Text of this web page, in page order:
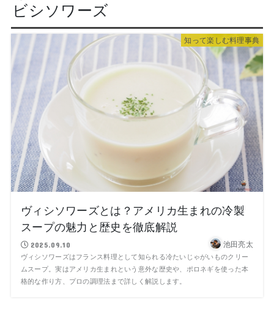
ビシソワーズ
知って楽しむ料理事典
ヴィシソワーズとは？アメリカ生まれの冷製
スープの魅力と歴史を徹底解説
2025.09.10 池田亮太
ヴィシソワーズはフランス料理として知られる冷たいじゃがいものクリー
ムスープ。実はアメリカ生まれという意外な歴史や、ポロネギを使った本
格的な作り方、プロの調理法まで詳しく解説します。